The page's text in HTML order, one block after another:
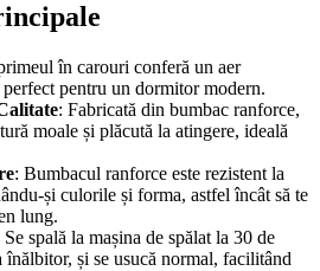
în carouri conferă un aer
pentru un dormitor modern.
: Fabricată din bumbac ranforce,
moale și plăcută la atingere, ideală
: Bumbacul ranforce este rezistent la
și culorile și forma, astfel încât să te
lung.
Se spală la mașina de spălat la 30 de
înălbitor, și se usucă normal, facilitând